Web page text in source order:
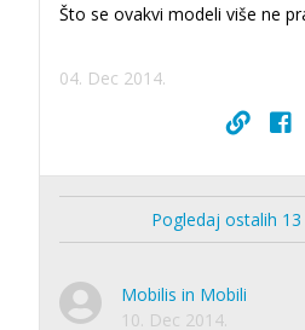
Što se ovakvi modeli više ne
04. Dec 2014.
Pogledaj ostalih
Mobilis in Mobili
10. Dec 2014.